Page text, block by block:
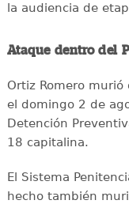
la audiencia de
Ataque dentro del
Ortiz Romero
el domingo 2 de
Detención
18 capitalina.
El Sistema
hecho también